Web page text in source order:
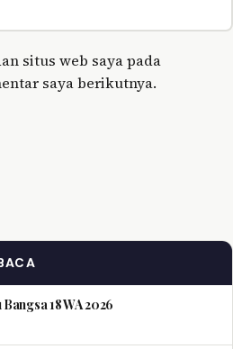
situs web saya pada
saya berikutnya.
18 WA 2026